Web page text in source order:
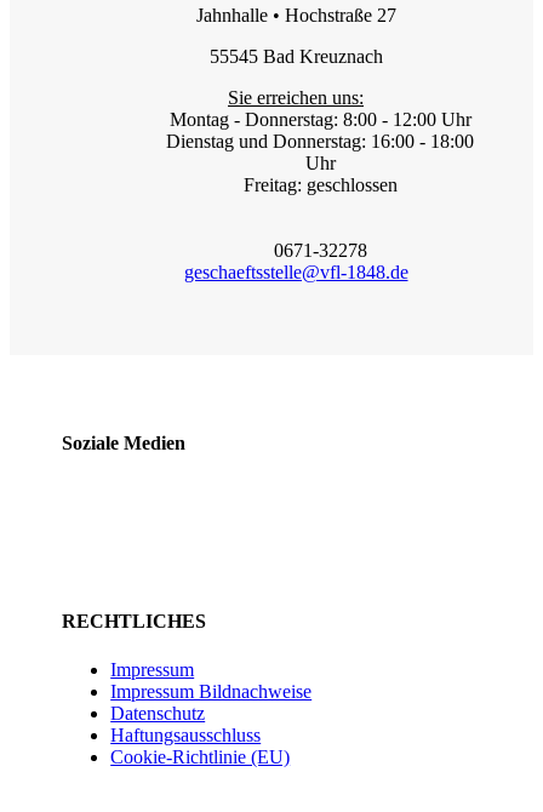
Jahnhalle • Hochstraße 27
55545 Bad Kreuznach
Sie erreichen uns:
Montag - Donnerstag: 8:00 - 12:00 Uhr
Dienstag und Donnerstag: 16:00 - 18:00
Uhr
Freitag: geschlossen
0671-32278
geschaeftsstelle@vfl-1848.de
Soziale Medien
RECHTLICHES
Impressum
Impressum Bildnachweise
Datenschutz
Haftungsausschluss
Cookie-Richtlinie (EU)